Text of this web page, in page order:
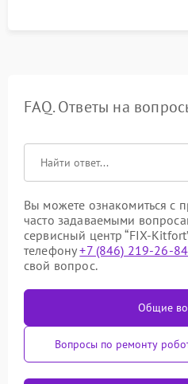
FAQ. Ответы на
Вы можете ознакомиться с
часто задаваемыми
сервисный центр “FIX-
телефону+7 (846) 219-26-84
свой вопрос.
Общие
Вопросы по ремонту